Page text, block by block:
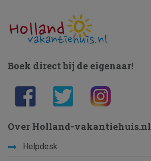
Boek direct bij de eigenaar!
Over Holland-vakantiehuis.nl
Helpdesk